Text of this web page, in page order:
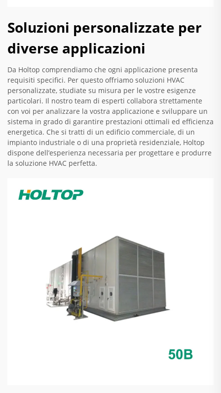
Soluzioni personalizzate per
diverse applicazioni
Da Holtop comprendiamo che ogni applicazione presenta
requisiti specifici. Per questo offriamo soluzioni HVAC
personalizzate, studiate su misura per le vostre esigenze
particolari. Il nostro team di esperti collabora strettamente
con voi per analizzare la vostra applicazione e sviluppare un
sistema in grado di garantire prestazioni ottimali ed efficienza
energetica. Che si tratti di un edificio commerciale, di un
impianto industriale o di una proprietà residenziale, Holtop
dispone dell’esperienza necessaria per progettare e produrre
la soluzione HVAC perfetta.